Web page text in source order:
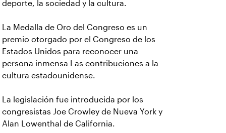
deporte, la sociedad y la cultura.
La Medalla de Oro del Congreso es un
premio otorgado por el Congreso de los
Estados Unidos para reconocer una
persona inmensa Las contribuciones a la
cultura estadounidense.
La legislación fue introducida por los
congresistas Joe Crowley de Nueva York y
Alan Lowenthal de California.